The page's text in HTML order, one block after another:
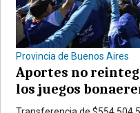
Provincia de Buenos Aires
Aportes no
los juegos